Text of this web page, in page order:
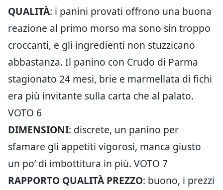
QUALITÀ: i panini provati offrono una buona
reazione al primo morso ma sono sin troppo
croccanti, e gli ingredienti non stuzzicano
abbastanza. Il panino con Crudo di Parma
stagionato 24 mesi, brie e marmellata di fichi
era più invitante sulla carta che al palato.
VOTO 6
DIMENSIONI: discrete, un panino per
sfamare gli appetiti vigorosi, manca giusto
un po’ di imbottitura in più. VOTO 7
RAPPORTO QUALITÀ PREZZO: buono, i prezzi